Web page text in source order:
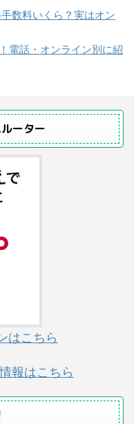
数料いくら？実はオン
電話・オンライン別に紹
ーター
はこちら
報はこちら